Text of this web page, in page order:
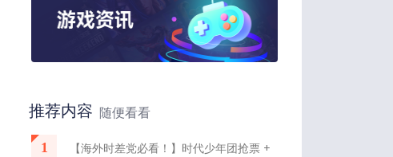
推荐内容 随便看看
1
【海外时差党必看！】时代少年团抢票 +